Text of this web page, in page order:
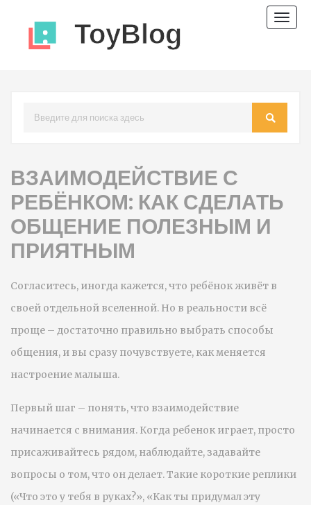
ВЗАИМОДЕЙСТВИЕ С
РЕБЁНКОМ: КАК СДЕЛАТЬ
ОБЩЕНИЕ ПОЛЕЗНЫМ И
ПРИЯТНЫМ
Согласитесь, иногда кажется, что ребёнок живёт в
своей отдельной вселенной. Но в реальности всё
проще – достаточно правильно выбрать способы
общения, и вы сразу почувствуете, как меняется
настроение малыша.
Первый шаг – понять, что взаимодействие
начинается с внимания. Когда ребенок играет, просто
присаживайтесь рядом, наблюдайте, задавайте
вопросы о том, что он делает. Такие короткие реплики
(«Что это у тебя в руках?», «Как ты придумал эту